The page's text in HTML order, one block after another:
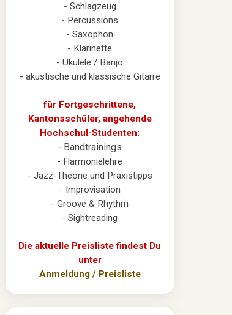
- Schlagzeug
- Percussions
- Saxophon
- Klarinette
- Ukulele / Banjo
- akustische und klassische Gitarre
für Fortgeschrittene,
Kantonsschüler, angehende
Hochschul-Studenten:
- Bandtrainings
- Harmonielehre
- Jazz-Theorie und Praxistipps
- Improvisation
- Groove & Rhythm
- Sightreading
Die aktuelle Preisliste findest Du
unter
Anmeldung / Preisliste